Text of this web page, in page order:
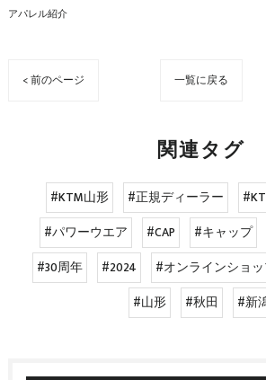
アパレル紹介
< 前のページ 一覧に戻る
関連タグ
#KTM山形 #正規ディーラー
#パワーウエア
#CAP #キャップ
#30周年
#2024 #オンラインショ
#山形
#秋田 #新